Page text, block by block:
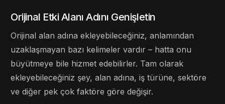
Orijinal Etki Alanı Adını Genişletin
Orijinal alan adına ekleyebileceğiniz, anlamından
uzaklaşmayan bazı kelimeler vardır – hatta onu
büyütmeye bile hizmet edebilirler. Tam olarak
ekleyebileceğiniz şey, alan adına, iş türüne, sektöre
ve diğer pek çok faktöre göre değişir.